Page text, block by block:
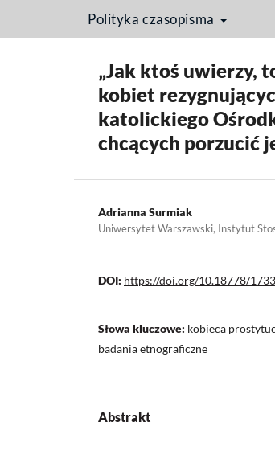
Polityka czasopisma
Strona domowa / Archiwum
„Jak ktoś uwierzy,
kobiet
katolickiego
chcących porzucić
Adrianna Surmiak
Uniwersytet Warszawski, Instytut
DOI: https://doi.org/10.18778/
Słowa kluczowe: kobieca
badania etnograficzne
Abstrakt